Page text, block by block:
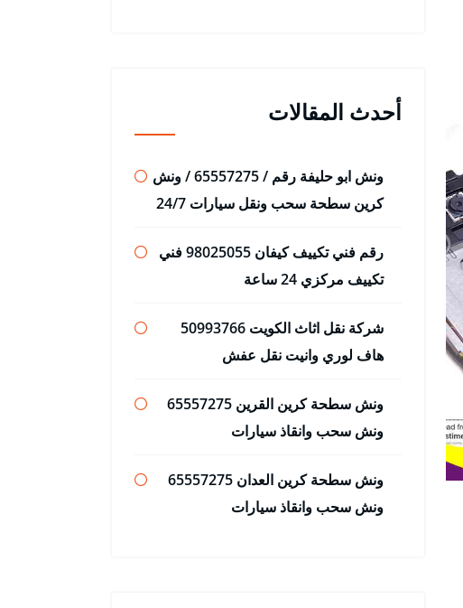
أحدث المقالات
ونش ابو حليفة رقم / 65557275 / ونش
كرين سطحة سحب ونقل سيارات 24/7
رقم فني تكييف كيفان 98025055 فني
تكييف مركزي 24 ساعة
شركة نقل اثاث الكويت 50993766
هاف لوري وانيت نقل عفش
ونش سطحة كرين القرين 65557275
ونش سحب وانقاذ سيارات
ونش سطحة كرين العدان 65557275
ونش سحب وانقاذ سيارات